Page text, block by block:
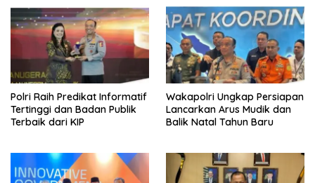
Polri Raih Predikat Informatif
Tertinggi dan Badan Publik
Terbaik dari KIP
Wakapolri Ungkap Persiapan
Lancarkan Arus Mudik dan
Balik Natal Tahun Baru